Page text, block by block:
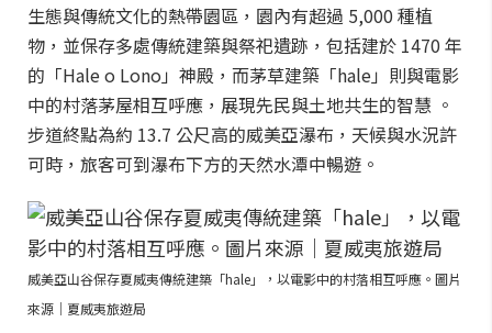
生態與傳統文化的熱帶園區，園內有超過 5,000 種植
物，並保存多處傳統建築與祭祀遺跡，包括建於 1470 年
的「Hale o Lono」神殿，而茅草建築「hale」則與電影
中的村落茅屋相互呼應，展現先民與土地共生的智慧 。
步道終點為約 13.7 公尺高的威美亞瀑布，天候與水況許
可時，旅客可到瀑布下方的天然水潭中暢遊。
威美亞山谷保存夏威夷傳統建築「hale」，以電影中的村落相互呼應。圖片
來源｜夏威夷旅遊局